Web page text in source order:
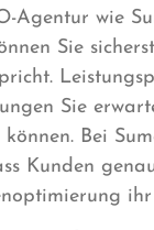
Agentur wie
Sie
Sie
Bei
Kunden